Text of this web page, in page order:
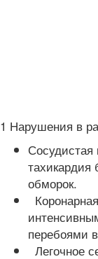
1 Нарушения в
Сосудистая
тахикардия
обморок.
перебоями
Легочное